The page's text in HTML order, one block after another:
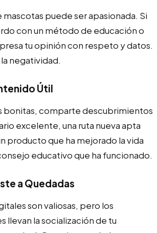
mascotas puede ser apasionada. Si
con un método de educación o
tu opinión con respeto y datos.
negatividad.
Útil
bonitas, comparte descubrimientos
excelente, una ruta nueva apta
producto que ha mejorado la vida
educativo que ha funcionado.
a Quedadas
son valiosas, pero los
llevan la socialización de tu